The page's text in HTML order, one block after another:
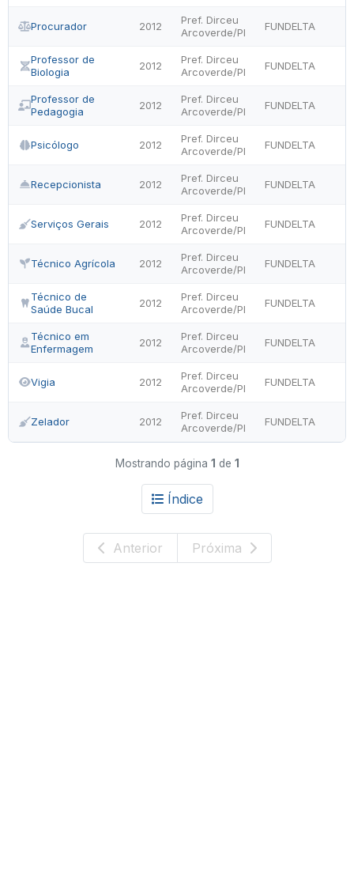
Procurador 2012
Pref. Dirceu
Arcoverde/PI
FUNDELTA
Professor de
Biologia
2012
Pref. Dirceu
Arcoverde/PI
FUNDELTA
Professor de
Pedagogia
2012
Pref. Dirceu
Arcoverde/PI
FUNDELTA
Psicólogo 2012
Pref. Dirceu
Arcoverde/PI
FUNDELTA
Recepcionista 2012
Pref. Dirceu
Arcoverde/PI
FUNDELTA
Serviços Gerais 2012
Pref. Dirceu
Arcoverde/PI
FUNDELTA
Técnico Agrícola 2012
Pref. Dirceu
Arcoverde/PI
FUNDELTA
Técnico de
Saúde Bucal
2012
Pref. Dirceu
Arcoverde/PI
FUNDELTA
Técnico em
Enfermagem
2012
Pref. Dirceu
Arcoverde/PI
FUNDELTA
Vigia 2012
Pref. Dirceu
Arcoverde/PI
FUNDELTA
Zelador 2012
Pref. Dirceu
Arcoverde/PI
FUNDELTA
Mostrando página 1 de 1
Índice
Anterior Próxima